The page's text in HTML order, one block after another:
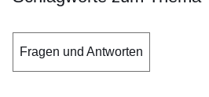
Fragen und Antworten